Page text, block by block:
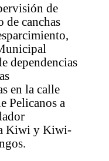
de
de canchas
dependencias
en la calle
Pelicanos a
Kiwi y Kiwi-